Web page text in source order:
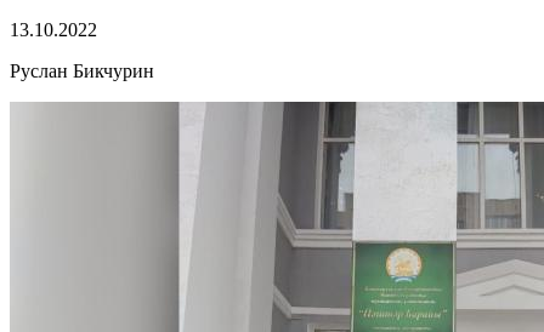
13.10.2022
Руслан Бикчурин